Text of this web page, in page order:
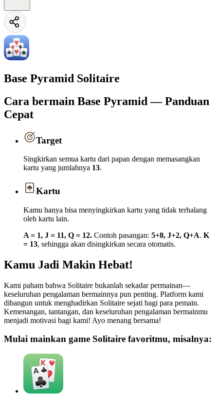
Base Pyramid Solitaire
Cara bermain Base Pyramid — Panduan
Cepat
Target
Singkirkan semua kartu dari papan dengan memasangkan
kartu yang jumlahnya 13.
Kartu
Kamu hanya bisa menyingkirkan kartu yang tidak terhalang
oleh kartu lain.
A = 1, J = 11, Q = 12. Contoh pasangan: 5+8, J+2, Q+A. K
= 13, sehingga akan disingkirkan secara otomatis.
Kamu Jadi Makin Hebat!
Kami paham bahwa Solitaire bukanlah sekadar permainan—
keseluruhan pengalaman bermainnya pun penting. Platform kami
dibangun untuk menghadirkan Solitaire sejati bagi para pemain.
Kemenangan, tantangan, dan keseluruhan pengalaman bermainmu
menjadi motivasi bagi kami! Ayo menang bersama!
Mulai mainkan game Solitaire favoritmu, misalnya: